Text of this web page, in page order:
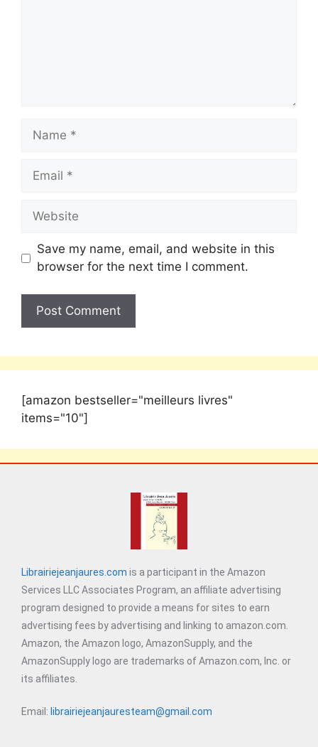
Save my name, email, and website in this
browser for the next time I comment.
[amazon bestseller="meilleurs livres"
items="10"]
Librairiejeanjaures.com is a participant in the Amazon
Services LLC Associates Program, an affiliate advertising
program designed to provide a means for sites to earn
advertising fees by advertising and linking to amazon.com.
Amazon, the Amazon logo, AmazonSupply, and the
AmazonSupply logo are trademarks of Amazon.com, Inc. or
its affiliates.
Email: librairiejeanjauresteam@gmail.com